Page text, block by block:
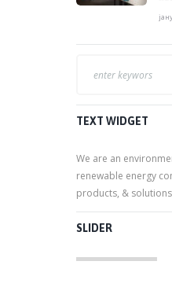
TEXT WIDGET
We are an
renewable energy
products, &
SLIDER